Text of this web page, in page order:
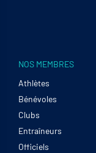
NOS MEMBRES
Athlètes
Bénévoles
Clubs
Entraîneurs
Officiels